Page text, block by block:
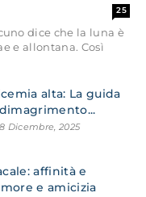
25
dice che la luna è
e allontana. Così
alta: La guida
8 Dicembre, 2025
affinità e
e amicizia